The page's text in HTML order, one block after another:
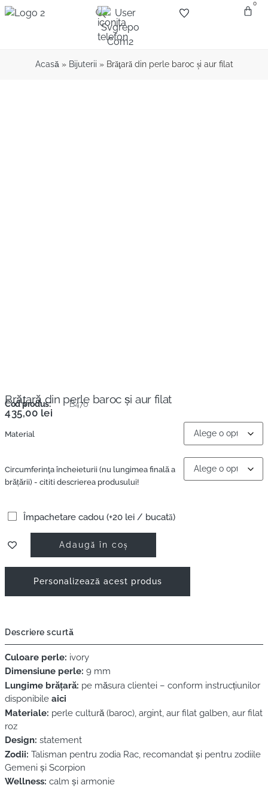
0
Acasă » Bijuterii » Brăţară din perle baroc și aur filat
Brăţară din perle baroc și aur filat
Cod produs: B470
435,00 lei
Material
Circumferinţa încheieturii (nu lungimea finală a
brățării) - cititi descrierea produsului!
Împachetare cadou (+20 lei / bucată)
Adaugă în coș
Personalizează acest produs
Descriere scurtă
Culoare perle: ivory
Dimensiune perle: 9 mm
Lungime brățară: pe măsura clientei – conform instrucțiunilor
disponibile aici
Materiale: perle cultură (baroc), argint, aur filat galben, aur filat
roz
Design: statement
Zodii: Talisman pentru zodia Rac, recomandat și pentru zodiile
Gemeni și Scorpion
Wellness: calm și armonie